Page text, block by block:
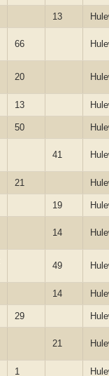
13
66
20
13
50
41
21
19
14
49
14
29
21
1